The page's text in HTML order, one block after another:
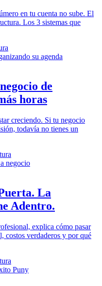
en tu cuenta no sube. El
Los 3 sistemas que
de
horas
creciendo. Si tu negocio
todavía no tienes un
La
Adentro.
explica cómo pasar
costos verdaderos y por qué